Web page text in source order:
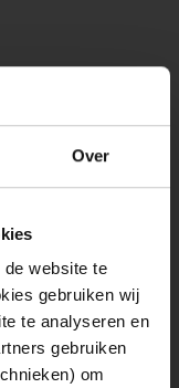
Over
website te
gebruiken wij
te analyseren en
gebruiken
om